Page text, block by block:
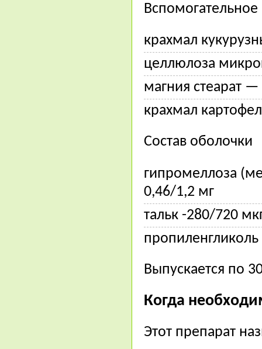
крахмал
целлюлоза
магния стеарат
крахмал
Состав оболочки
гипромеллоза
0,46/1,2 мг
тальк -280/720
Выпускается по
Когда
Этот препарат